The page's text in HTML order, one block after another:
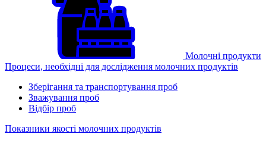
Молочні продукти
Процеси, необхідні для дослідження молочних продуктів
Зберігання та транспортування проб
Зважування проб
Відбір проб
Показники якості молочних продуктів